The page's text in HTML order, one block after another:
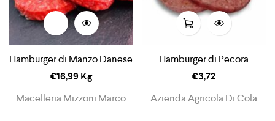
Hamburger di Manzo Danese
€16,99 Kg
Macelleria Mizzoni Marco
Hamburger di Pecora
€3,72
Azienda Agricola Di Cola